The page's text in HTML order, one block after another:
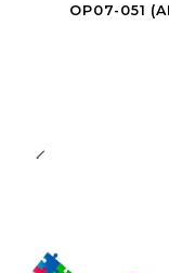
OP07-051